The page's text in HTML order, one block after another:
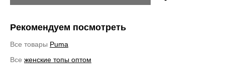
Рекомендуем посмотреть
Все товары Puma
Все женские топы оптом